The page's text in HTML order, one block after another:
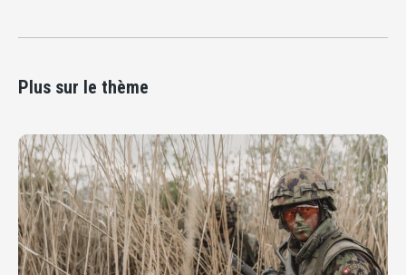
Plus sur le thème